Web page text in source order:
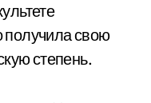
получила свою
степень.